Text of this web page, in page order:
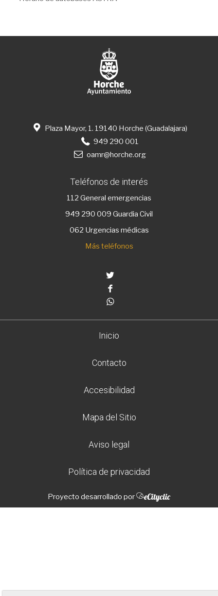
Plaza Mayor, 1. 19140 Horche (Guadalajara)
949 290 001
oamr@horche.org
Teléfonos de interés
112 General emergencias
949 290 009 Guardia Civil
062 Urgencias médicas
Más teléfonos
Inicio
Contacto
Accesibilidad
Mapa del Sitio
Aviso legal
Política de privacidad
Proyecto desarrollado por